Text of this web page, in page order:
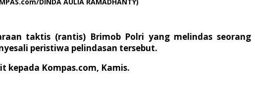
taktis (rantis) Brimob Polri yang melindas seorang
peristiwa pelindasan tersebut.
kepada Kompas.com, Kamis.